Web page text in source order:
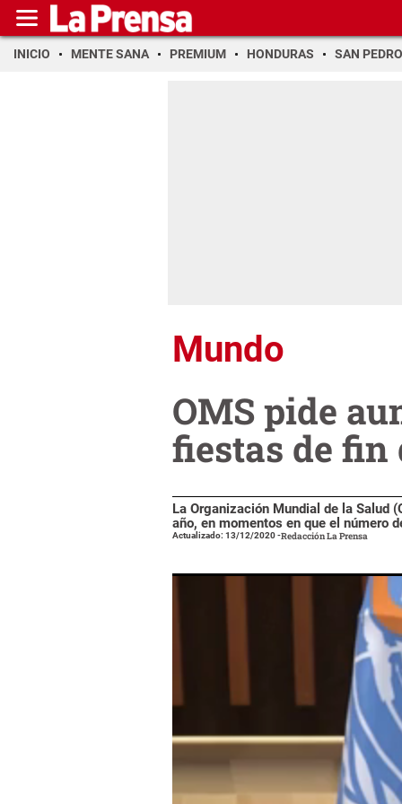
INICIO MENTE SANA PREMIUM HONDURAS SAN PEDRO
Mundo
OMS pide
fiestas de fin
La Organización Mundial de la Salud
año, en momentos en que el número
Actualizado: 13/12/2020-Redacción La Prensa